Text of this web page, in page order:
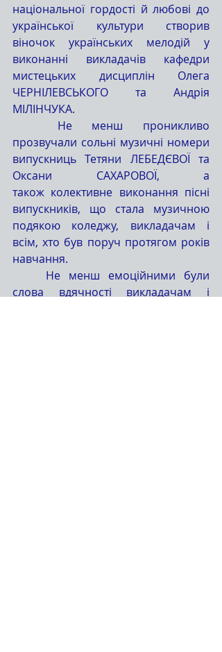
національної гордості й любові до
української культури створив
віночок українських мелодій у
виконанні викладачів кафедри
мистецьких дисциплін Олега
ЧЕРНІЛЕВСЬКОГО та Андрія
МІЛІНЧУКА.
прозвучали сольні музичні номери
випускниць Тетяни ЛЕБЕДЄВОЇ та
Оксани САХАРОВОЇ, а
також колективне виконання пісні
випускників, що стала музичною
подякою коледжу, викладачам і
всім, хто був поруч протягом років
навчання.
слова вдячності викладачам і